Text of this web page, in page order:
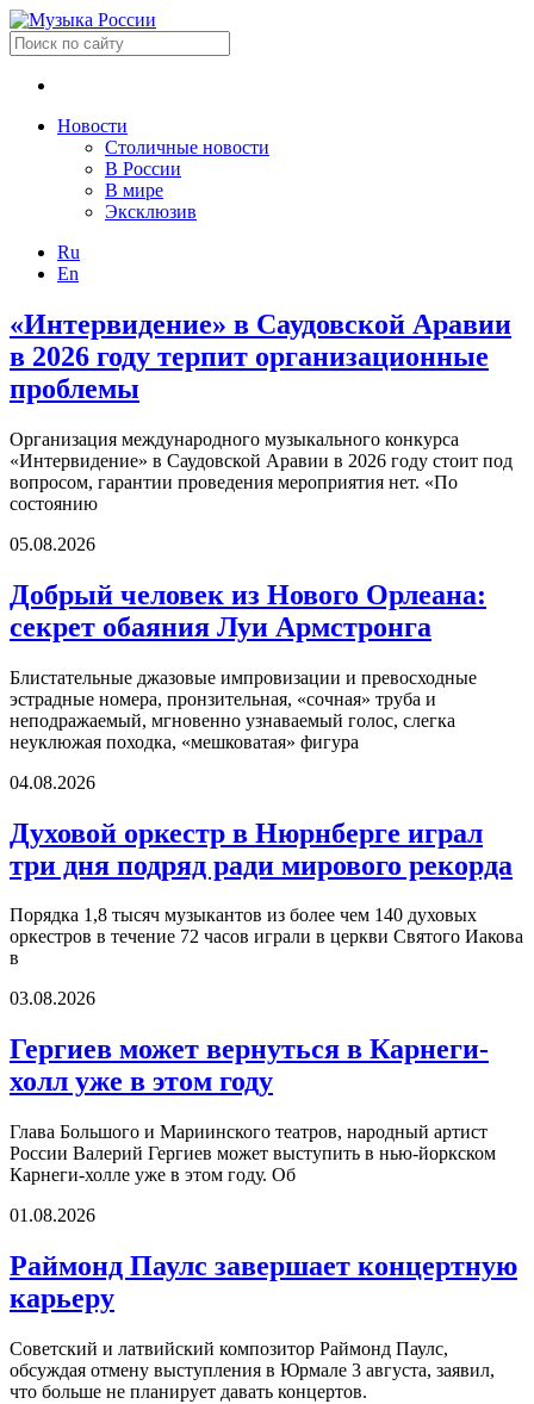
Новости
Столичные новости
В России
В мире
Эксклюзив
Ru
En
«Интервидение» в Саудовской Аравии
в 2026 году терпит организационные
проблемы
Организация международного музыкального конкурса
«Интервидение» в Саудовской Аравии в 2026 году стоит под
вопросом, гарантии проведения мероприятия нет. «По
состоянию
05.08.2026
Добрый человек из Нового Орлеана:
секрет обаяния Луи Армстронга
Блистательные джазовые импровизации и превосходные
эстрадные номера, пронзительная, «сочная» труба и
неподражаемый, мгновенно узнаваемый голос, слегка
неуклюжая походка, «мешковатая» фигура
04.08.2026
Духовой оркестр в Нюрнберге играл
три дня подряд ради мирового рекорда
Порядка 1,8 тысяч музыкантов из более чем 140 духовых
оркестров в течение 72 часов играли в церкви Святого Иакова
в
03.08.2026
Гергиев может вернуться в Карнеги-
холл уже в этом году
Глава Большого и Мариинского театров, народный артист
России Валерий Гергиев может выступить в нью-йоркском
Карнеги-холле уже в этом году. Об
01.08.2026
Раймонд Паулс завершает концертную
карьеру
Советский и латвийский композитор Раймонд Паулс,
обсуждая отмену выступления в Юрмале 3 августа, заявил,
что больше не планирует давать концертов.